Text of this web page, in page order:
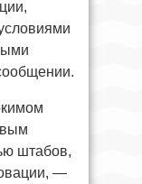
штабов,
—